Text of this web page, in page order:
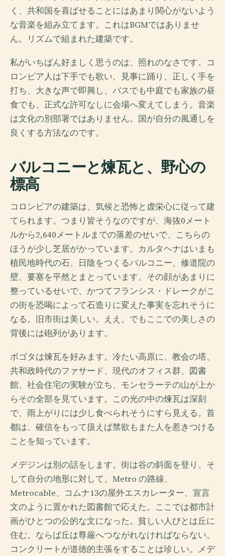
く、共和国を喜ばせることにはあまり関心がないよう
な音楽を組み立てます。これはBGMではありませ
ん。リズムで組まれた建築です。
私がいちばん好ましく思うのは、照れのなさです。コ
ロンビア人は下手でも歌い、見事に踊り、正しく手を
打ち、大きな声で即興し、バスでも中庭でも家族の昼
食でも、正式な許可なしに会場へ変えてしまう。音楽
は文化の別部署ではありません。国が自分の風通しを
良くする方法なのです。
バルコニーと煉瓦と、野心の
標高
コロンビアの建築は、気候と恐怖と虚栄心に従って建
てられます。つまり皆そうなのですが、海抜0メート
ルから2,640メートルまでの落差のせいで、こちらの
ほうが少し芝居がかっています。カルタヘナはいまも
植民地時代の石、日陰をつくるバルコニー、修道院の
壁、要塞を平然とまとっています。その顔があまりに
整っているせいで、かつてフランシス・ドレークがこ
の街を恐喝によって石造りに変えた事実を忘れそうに
なる。旧市街は美しい。ええ。でもここでの美しさの
背後には砲列があります。
ボゴタは煉瓦を好みます。冷たい高原に、教会の塔、
共和政時代のファサード、現代のオフィス群、図書
館、社会住宅の実験が立ち、モンセラーテの山が上か
らその全部を見ています。この光の中の煉瓦は深刻
で、雨上がりには少し食べられそうにすら見える。首
都は、確信をもって扱えば禁欲もまた人を惹きつける
ことを知っています。
メデジンは別の話をします。街は谷の斜面を登り、そ
して自分の地形に対して、Metro の路線、
Metrocable、コムナ13の屋外エスカレーター、宣言
文のように置かれた図書館で応えた。ここでは都市計
画がひとつの公的な文になった。貧しい人びとは丘に
住む。ならば丘は尊厳へつながれなければならない。
コンクリートが道徳的主張をすることは珍しい。メデ